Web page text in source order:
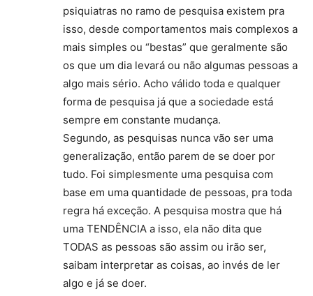
psiquiatras no ramo de pesquisa existem pra
isso, desde comportamentos mais complexos a
mais simples ou “bestas” que geralmente são
os que um dia levará ou não algumas pessoas a
algo mais sério. Acho válido toda e qualquer
forma de pesquisa já que a sociedade está
sempre em constante mudança.
Segundo, as pesquisas nunca vão ser uma
generalização, então parem de se doer por
tudo. Foi simplesmente uma pesquisa com
base em uma quantidade de pessoas, pra toda
regra há exceção. A pesquisa mostra que há
uma TENDÊNCIA a isso, ela não dita que
TODAS as pessoas são assim ou irão ser,
saibam interpretar as coisas, ao invés de ler
algo e já se doer.